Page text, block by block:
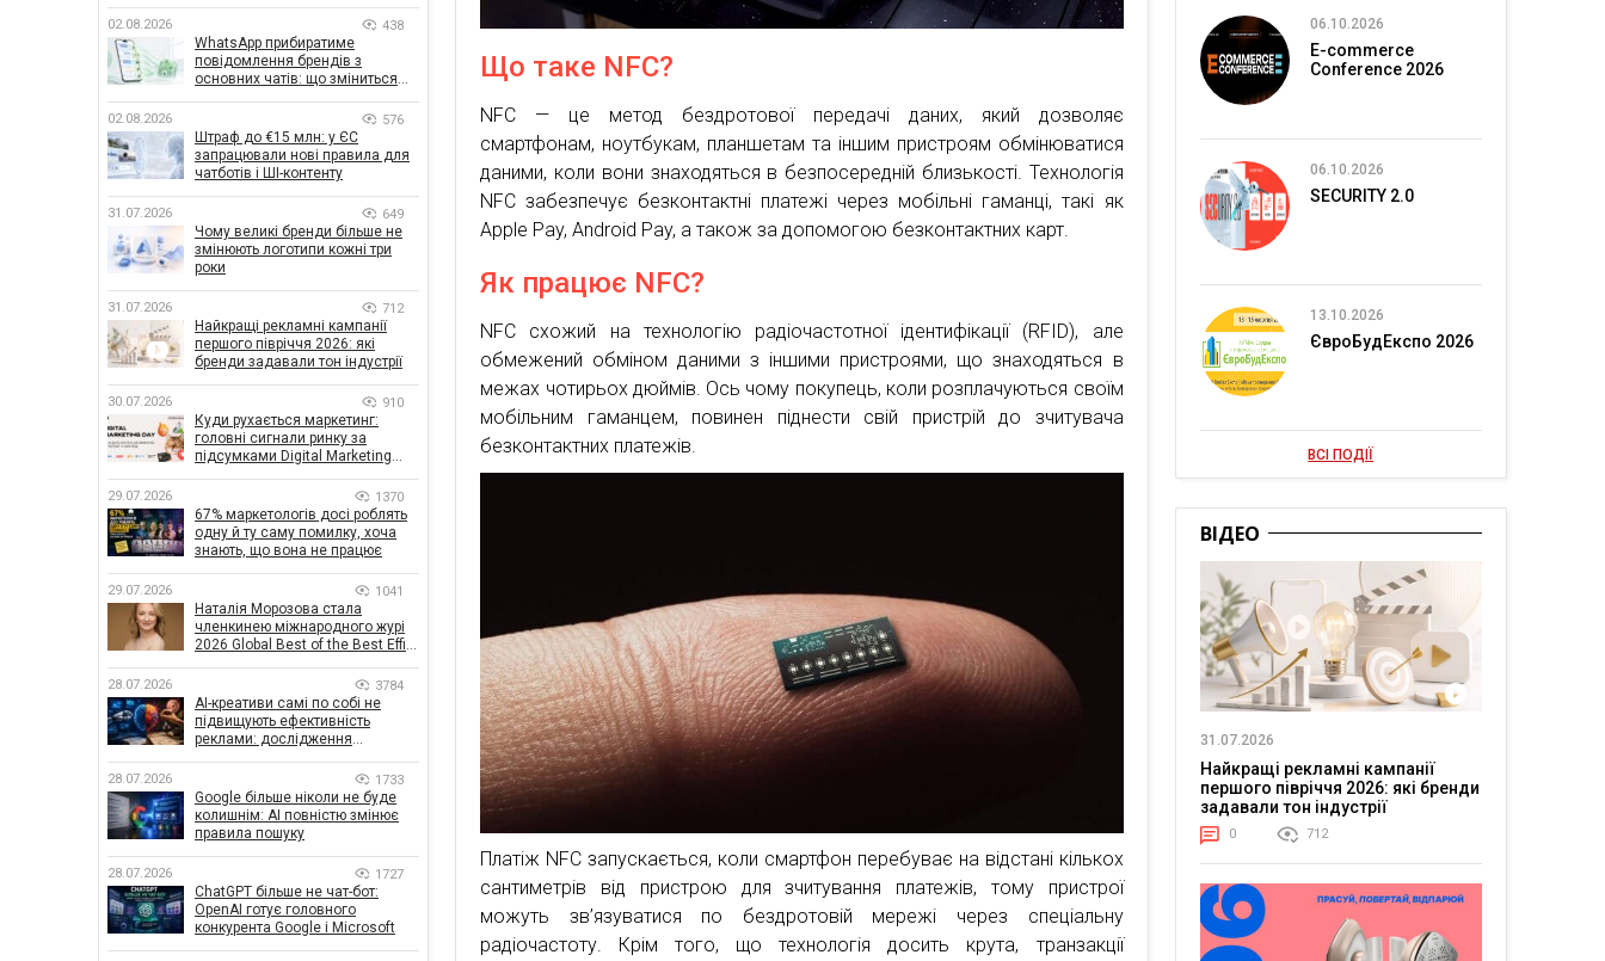
Що таке NFC?
NFC — це метод бездротової передачі даних, який дозволяє
смартфонам, ноутбукам, планшетам та іншим пристроям обмінюватися
даними, коли вони знаходяться в безпосередній близькості. Технологія
NFC забезпечує безконтактні платежі через мобільні гаманці, такі як
Apple Pay, Android Pay, а також за допомогою безконтактних карт.
Як працює NFC?
NFC схожий на технологію радіочастотної ідентифікації (RFID), але
обмежений обміном даними з іншими пристроями, що знаходяться в
межах чотирьох дюймів. Ось чому покупець, коли розплачуються своїм
мобільним гаманцем, повинен піднести свій пристрій до зчитувача
безконтактних платежів.
Платіж NFC запускається, коли смартфон перебуває на відстані кількох
сантиметрів від пристрою для зчитування платежів, тому пристрої
можуть зв’язуватися по бездротовій мережі через спеціальну
радіочастоту. Крім того, що технологія досить крута, транзакції
02.08.2026 438
WhatsApp прибиратиме
повідомлення брендів з
основних чатів: що зміниться
02.08.2026 576
Штраф до €15 млн: у ЄС
запрацювали нові правила для
чатботів і ШІ-контенту
31.07.2026 649
Чому великі бренди більше не
змінюють логотипи кожні три
роки
31.07.2026 712
Найкращі рекламні кампанії
першого півріччя 2026: які
бренди задавали тон індустрії
30.07.2026 910
Куди рухається маркетинг:
головні сигнали ринку за
підсумками Digital Marketing
29.07.2026 1370
67% маркетологів досі роблять
одну й ту саму помилку, хоча
знають, що вона не працює
29.07.2026 1041
Наталія Морозова стала
членкинею міжнародного журі
2026 Global Best of the Best Effie
28.07.2026 3784
AI-креативи самі по собі не
підвищують ефективність
реклами: дослідження
впливає на ефективність
кампаній
28.07.2026 1733
Google більше ніколи не буде
колишнім: AI повністю змінює
правила пошуку
28.07.2026 1727
ChatGPT більше не чат-бот:
OpenAI готує головного
конкурента Google і Microsoft
06.10.2026
E-commerce
Conference 2026
06.10.2026
SECURITY 2.0
13.10.2026
ЄвроБудЕкспо 2026
ВСІ ПОДІЇ
ВІДЕО
31.07.2026
Найкращі рекламні кампанії
першого півріччя 2026: які бренди
задавали тон індустрії
0 712